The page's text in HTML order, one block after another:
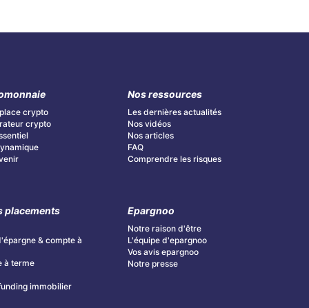
crypto
crypto
placements
& compte à
à terme
immobilier
Nos ressources
Les dernières actualités
Nos vidéos
Nos articles
FAQ
Comprendre les risques
Epargnoo
Notre raison d'être
L'équipe d'epargnoo
Vos avis epargnoo
Notre presse